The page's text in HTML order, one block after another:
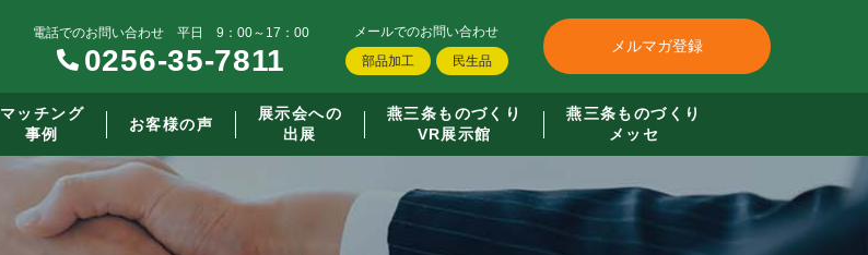
電話でのお問い合わせ 平日 9：00～17：00
0256-35-7811
メールでのお問い合わせ
部品加工
民生品
メルマガ登録
マッチング
事例
お客様の声
展示会への
出展
燕三条ものづくり
VR展示館
燕三条ものづくり
メッセ